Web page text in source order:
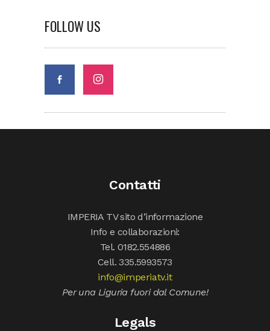
FOLLOW US
Contatti
IMPERIA TV sito d’informazione
Info e collaborazioni:
Tel. 0182.554886
Cell. 335.5993573
info@imperiatv.it
Per una Liguria fuori dal Comune!
Legals